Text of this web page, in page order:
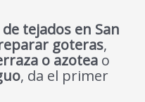
tejados en San
goteras,
o azotea o
, da el primer